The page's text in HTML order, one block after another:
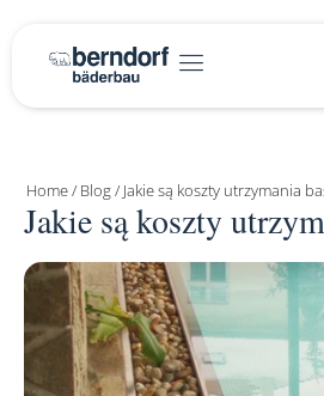
Home/ Blog/ Jakie są koszty utrzymania
Jakie są koszty